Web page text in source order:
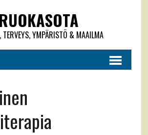
RUOKASOTA
TERVEYS, YMPÄRISTÖ & MAAILMA